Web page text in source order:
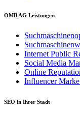
OMB AG Leistungen
Internet Public
Social Media
Online
Influencer
SEO in Ihrer Stadt